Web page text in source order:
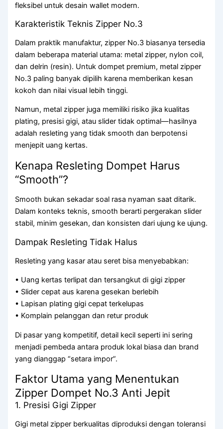
fleksibel untuk desain wallet modern.
Karakteristik Teknis Zipper No.3
Dalam praktik manufaktur, zipper No.3 biasanya tersedia
dalam beberapa material utama: metal zipper, nylon coil,
dan delrin (resin). Untuk dompet premium, metal zipper
No.3 paling banyak dipilih karena memberikan kesan
kokoh dan nilai visual lebih tinggi.
Namun, metal zipper juga memiliki risiko jika kualitas
plating, presisi gigi, atau slider tidak optimal—hasilnya
adalah resleting yang tidak smooth dan berpotensi
menjepit uang kertas.
Kenapa Resleting Dompet Harus
“Smooth”?
Smooth bukan sekadar soal rasa nyaman saat ditarik.
Dalam konteks teknis, smooth berarti pergerakan slider
stabil, minim gesekan, dan konsisten dari ujung ke ujung.
Dampak Resleting Tidak Halus
Resleting yang kasar atau seret bisa menyebabkan:
• Uang kertas terlipat dan tersangkut di gigi zipper
• Slider cepat aus karena gesekan berlebih
• Lapisan plating gigi cepat terkelupas
• Komplain pelanggan dan retur produk
Di pasar yang kompetitif, detail kecil seperti ini sering
menjadi pembeda antara produk lokal biasa dan brand
yang dianggap “setara impor”.
Faktor Utama yang Menentukan
Zipper Dompet No.3 Anti Jepit
1. Presisi Gigi Zipper
Gigi metal zipper berkualitas diproduksi dengan toleransi